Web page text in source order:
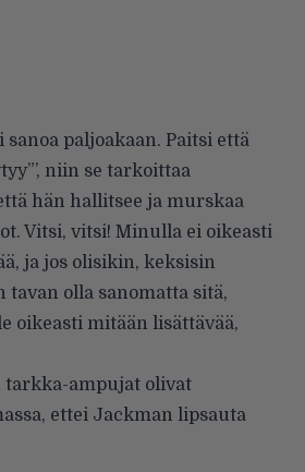
sanoa paljoakaan. Paitsi että
niin se tarkoittaa
hän hallitsee ja murskaa
Vitsi, vitsi! Minulla ei oikeasti
ja jos olisikin, keksisin
olla sanomatta sitä,
oikeasti mitään lisättävää,
tarkka-ampujat olivat
ettei Jackman lipsauta